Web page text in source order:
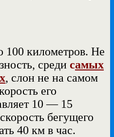
100 километров. Не
среди самых
, слон не на самом
его
10 — 15
бегущего
40 км в час.